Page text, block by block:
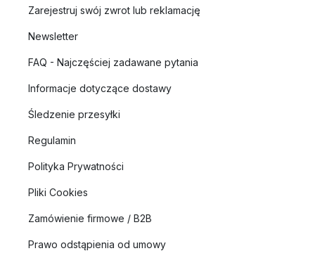
Zarejestruj swój zwrot lub reklamację
Newsletter
FAQ - Najczęściej zadawane pytania
Informacje dotyczące dostawy
Śledzenie przesyłki
Regulamin
Polityka Prywatności
Pliki Cookies
Zamówienie firmowe / B2B
Prawo odstąpienia od umowy